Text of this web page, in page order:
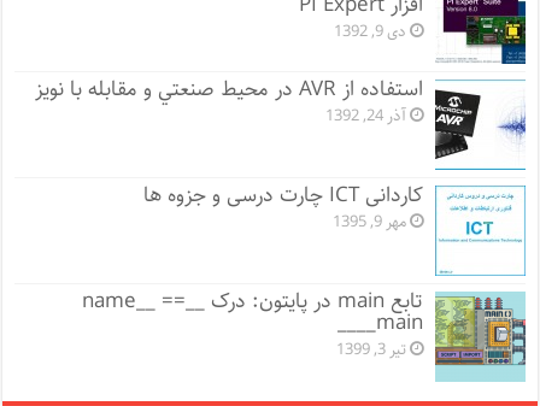
دی 9, 1392
اﺳﺘﻔﺎده از AVR در ﻣﺤﻴﻂ ﺻﻨﻌﺘﻲ و ﻣﻘﺎﺑﻠﻪ ﺑﺎ ﻧﻮﻳﺰ
آذر 24, 1392
کاردانی ICT چارت درسی و جزوه ها
مهر 9, 1395
تابع main در پایتون: درک __name__ ==
__main__
تیر 3, 1399